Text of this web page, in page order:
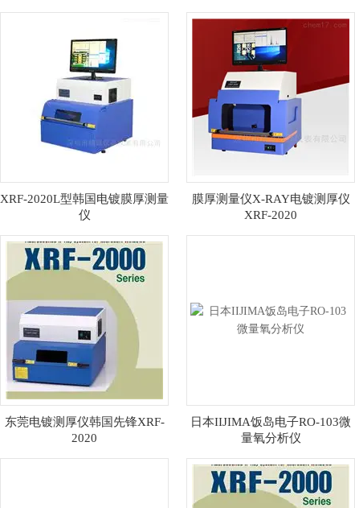
XRF-2020L型韩国电镀膜厚测量
仪
膜厚测量仪X-RAY电镀测厚仪
XRF-2020
东莞电镀测厚仪韩国先锋XRF-
2020
日本IIJIMA饭岛电子RO-103微
量氧分析仪